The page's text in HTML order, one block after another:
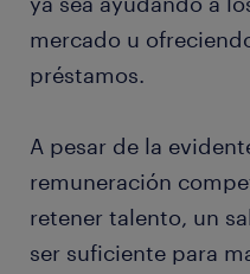
mercado u
préstamos.
A pesar de la
remuneración
retener talento, un
ser suficiente para